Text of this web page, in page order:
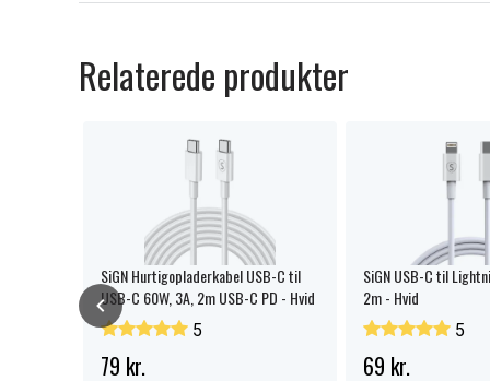
Relaterede produkter
SiGN Hurtigopladerkabel USB-C til
USB-C 60W, 3A, 2m USB-C PD - Hvid
5
79 kr.
SiGN USB-C til
2m - Hvid
5
69 kr.